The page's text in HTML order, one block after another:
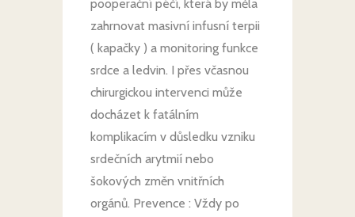
pooperační péčí, která by měla
zahrnovat masivní infusní terpii
( kapačky ) a monitoring funkce
srdce a ledvin. I přes včasnou
chirurgickou intervenci může
docházet k fatálním
komplikacím v důsledku vzniku
srdečních arytmií nebo
šokových změn vnitřních
orgánů. Prevence : Vždy po